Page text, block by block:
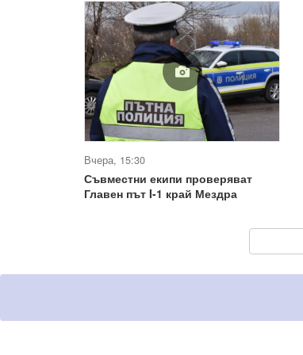
Вчера, 15:30
Съвместни екипи проверяват
Главен път I-1 край Мездра